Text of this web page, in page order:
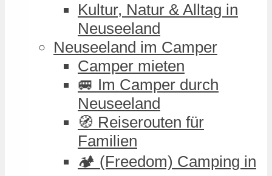
Kultur, Natur & Alltag in
Neuseeland
Neuseeland im Camper
Camper mieten
🚐 Im Camper durch
Neuseeland
🧭 Reiserouten für
Familien
🏕️ (Freedom) Camping in